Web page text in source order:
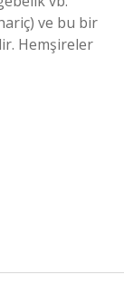
ve bu bir
Hemşireler